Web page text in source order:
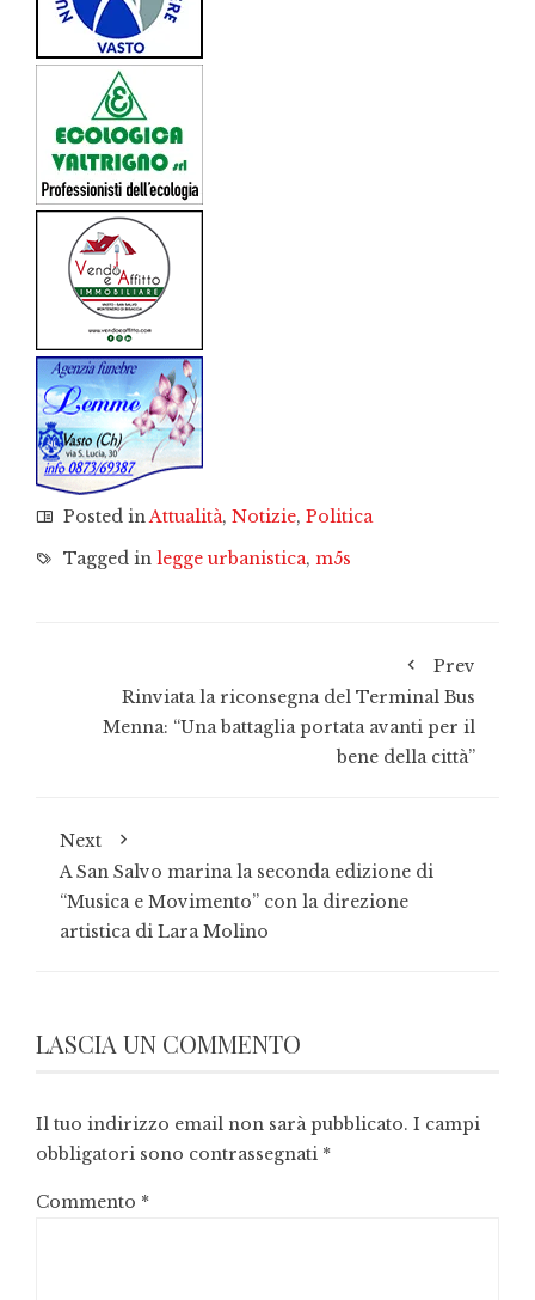
Posted inAttualità, Notizie, Politica
Tagged in legge urbanistica, m5s
Prev
Rinviata la riconsegna del Terminal Bus
Menna: “Una battaglia portata avanti per il
bene della città”
Next
A San Salvo marina la seconda edizione di
“Musica e Movimento” con la direzione
artistica di Lara Molino
LASCIA UN COMMENTO
Il tuo indirizzo email non sarà pubblicato. I campi
obbligatori sono contrassegnati *
Commento *